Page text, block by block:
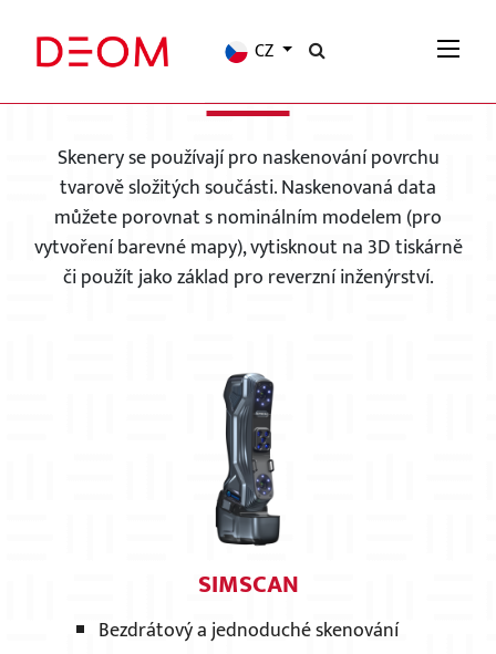
CZ
3D SKENERY
Skenery se používají pro naskenování povrchu
tvarově složitých součásti. Naskenovaná data
můžete porovnat s nominálním modelem (pro
vytvoření barevné mapy), vytisknout na 3D tiskárně
či použít jako základ pro reverzní inženýrství.
SIMSCAN
Bezdrátový a jednoduché skenování